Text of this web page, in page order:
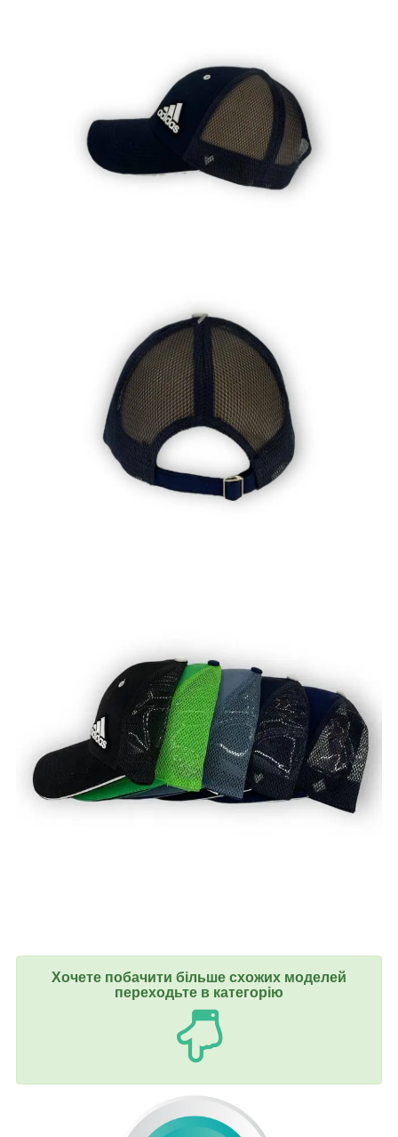
Хочете побачити більше схожих моделей
переходьте в категорію